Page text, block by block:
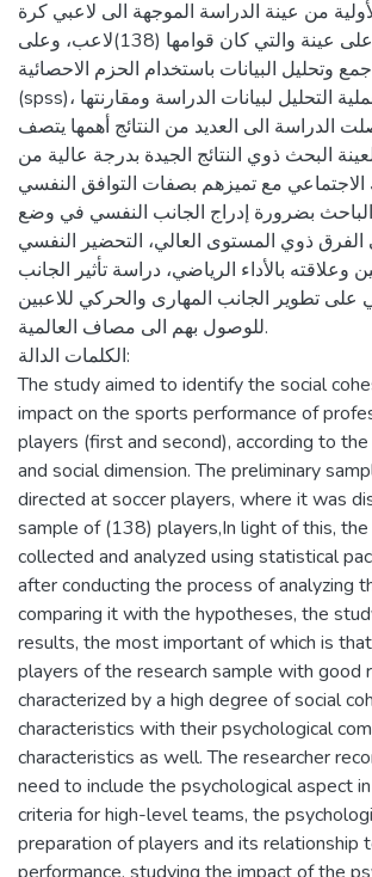
من عينة الدراسة الموجهة الى لاعبي كرة
الفدم، حيث وزع على عينة والتي كان قوامها (138)لاعب، وعلى
وتحليل البيانات باستخدام الحزم الاحصائية
(spss)، وبعد اجراء عملية التحليل لبيانات الدراسة ومقارنتها
الدراسة الى العديد من النتائج أهمها يتصف
البحث ذوي النتائج الجيدة بدرجة عالية من
مع تميزهم بصفات التوافق النفسي
بضرورة إدراج الجانب النفسي في وضع
الفرق ذوي المستوى العالي، التحضير النفسي
وعلاقته بالأداء الرياضي، دراسة تأثير الجانب
على تطوير الجانب المهارى والحركي للاعبين
للوصول بهم الى مصاف العالمية.
الكلمات الدالة:
The study aimed to identify the social
impact on the sports performance of
players (first and second), according to
and social dimension. The preliminary
directed at soccer players, where it was
sample of (138) players,In light of this,
collected and analyzed using statistical
after conducting the process of analyzing
comparing it with the hypotheses, the
results, the most important of which is
players of the research sample with good
characterized by a high degree of social
characteristics with their psychological
characteristics as well. The researcher
need to include the psychological aspect
criteria for high-level teams, the
preparation of players and its relationship